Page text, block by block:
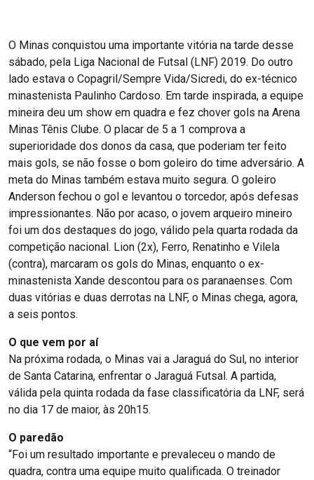
O Minas conquistou uma importante vitória na tarde desse
sábado, pela Liga Nacional de Futsal (LNF) 2019. Do outro
lado estava o Copagril/Sempre Vida/Sicredi, do ex-técnico
minastenista Paulinho Cardoso. Em tarde inspirada, a equipe
mineira deu um show em quadra e fez chover gols na Arena
Minas Tênis Clube. O placar de 5 a 1 comprova a
superioridade dos donos da casa, que poderiam ter feito
mais gols, se não fosse o bom goleiro do time adversário. A
meta do Minas também estava muito segura. O goleiro
Anderson fechou o gol e levantou o torcedor, após defesas
impressionantes. Não por acaso, o jovem arqueiro mineiro
foi um dos destaques do jogo, válido pela quarta rodada da
competição nacional. Lion (2x), Ferro, Renatinho e Vilela
(contra), marcaram os gols do Minas, enquanto o ex-
minastenista Xande descontou para os paranaenses. Com
duas vitórias e duas derrotas na LNF, o Minas chega, agora,
a seis pontos.
O que vem por aí
Na próxima rodada, o Minas vai a Jaraguá do Sul, no interior
de Santa Catarina, enfrentar o Jaraguá Futsal. A partida,
válida pela quinta rodada da fase classificatória da LNF, será
no dia 17 de maior, às 20h15.
O paredão
“Foi um resultado importante e prevaleceu o mando de
quadra, contra uma equipe muito qualificada. O treinador